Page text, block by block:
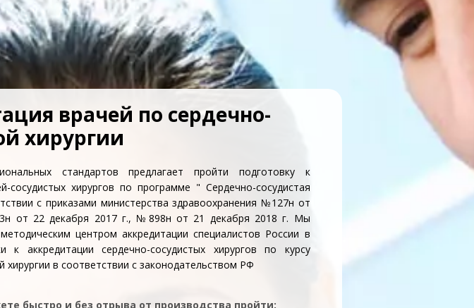
врачей по сердечно-
хирургии
стандартов предлагает пройти подготовку к
сосудистых хирургов по программе " Сердечно-сосудистая
с приказами министерства здравоохранения №127н от
от 22 декабря 2017 г., №898н от 21 декабря 2018 г. Мы
центром аккредитации специалистов России в
к аккредитации сердечно-сосудистых хирургов по курсу
хирургии в соответствии с законодательством РФ
быстро и без отрыва от производства пройти: